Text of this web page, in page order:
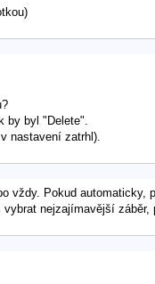
by byl "Delete".
nastavení zatrhl).
Pokud automaticky,
nejzajímavější záběr,